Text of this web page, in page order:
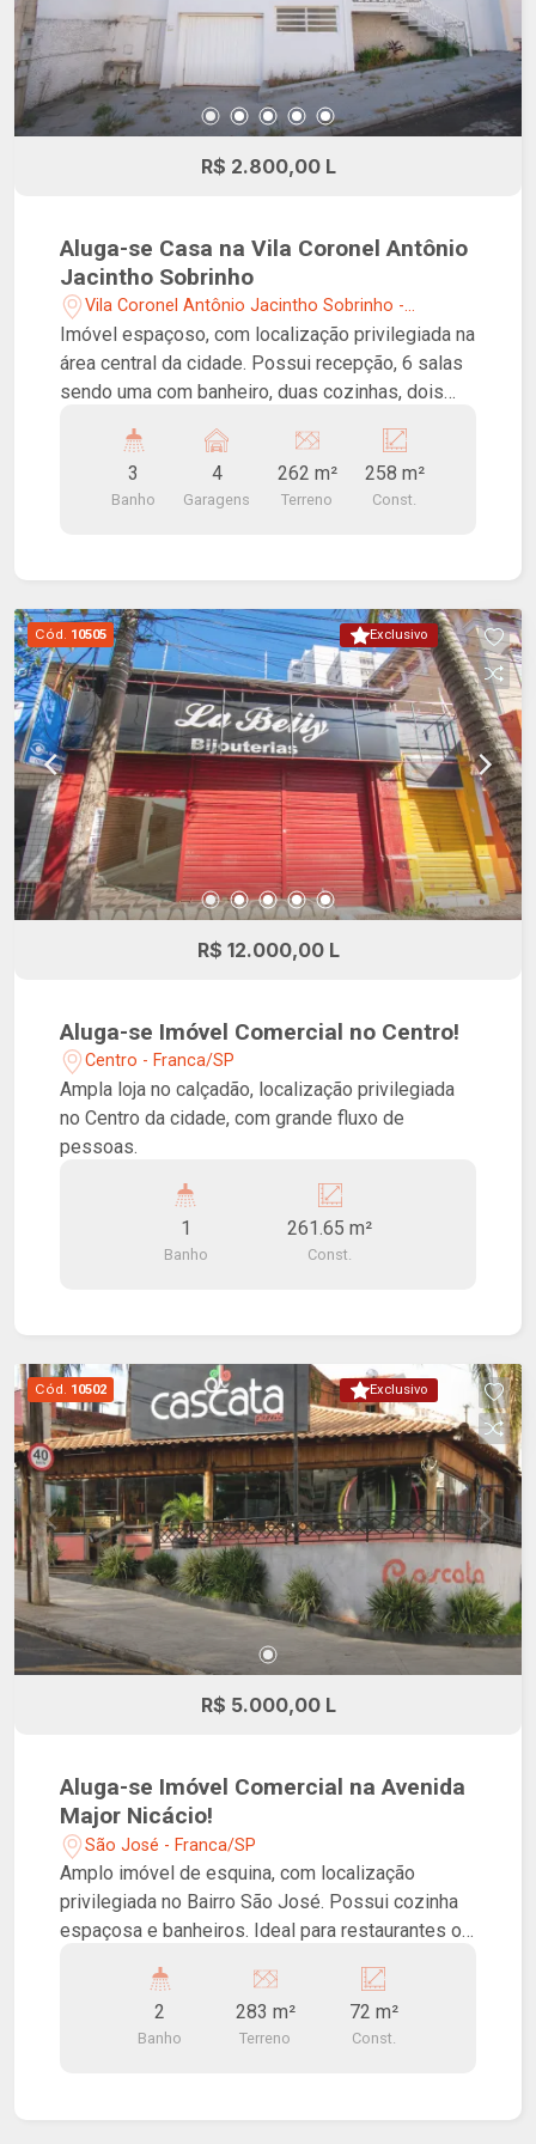
de facilitar o acesso ao estabelecimento. Um
imóvel que reúne funcionalidade, conforto e
versatilidade, sendo uma excelente oportunidade
para empresas que buscam um espaço
preparado para receber clientes e desenvolver
suas atividades com praticidade.
R$ 2.800,00 L
Aluga-se Casa na Vila Coronel Antônio
Jacintho Sobrinho
Vila Coronel Antônio Jacintho Sobrinho -
Franca/SP
Imóvel espaçoso, com localização privilegiada na
área central da cidade. Possui recepção, 6 salas
sendo uma com banheiro, duas cozinhas, dois
3
Banho
4
Garagens
262 m²
Terreno
258 m²
Const.
Exclusivo
Cód. 10505
R$ 12.000,00 L
Aluga-se Imóvel Comercial no Centro!
Centro - Franca/SP
Ampla loja no calçadão, localização privilegiada
no Centro da cidade, com grande fluxo de
pessoas.
1
Banho
261.65 m²
Const.
Exclusivo
Cód. 10502
R$ 5.000,00 L
Aluga-se Imóvel Comercial na Avenida
Major Nicácio!
São José - Franca/SP
Amplo imóvel de esquina, com localização
privilegiada no Bairro São José. Possui cozinha
espaçosa e banheiros. Ideal para restaurantes ou
2
Banho
283 m²
Terreno
72 m²
Const.